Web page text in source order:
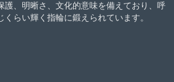
護、明晰さ、文化的意味を備えており、呼
らい輝く指輪に鍛えられています。